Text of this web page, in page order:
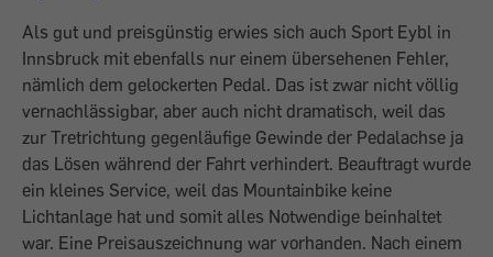
Als gut und preisgünstig erwies sich auch Sport Eybl in
Innsbruck mit ebenfalls nur ­einem übersehenen Fehler,
nämlich dem ­gelockerten Pedal. Das ist zwar nicht völlig
vernachlässigbar, aber auch nicht dramatisch, weil das
zur Tretrichtung gegenläufige Gewinde der Pedalachse ja
das Lösen ­während der Fahrt verhindert. Beauftragt wurde
ein kleines Service, weil das Mountainbike keine
Lichtanlage hat und somit alles Notwendige beinhaltet
war. Eine Preisauszeichnung war vorhanden. Nach ­einem